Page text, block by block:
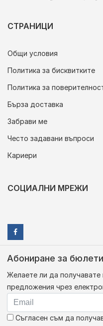
СТРАНИЦИ
Общи условия
Политика за бисквитките
Политика за
Бърза доставка
Забрави ме
Често задавани въпроси
Кариери
СОЦИАЛНИ МРЕЖИ
Абониране за
Желаете ли да
предложения чрез
Съгласен съм да